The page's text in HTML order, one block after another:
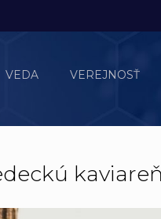
VEDA VEREJNOSŤ